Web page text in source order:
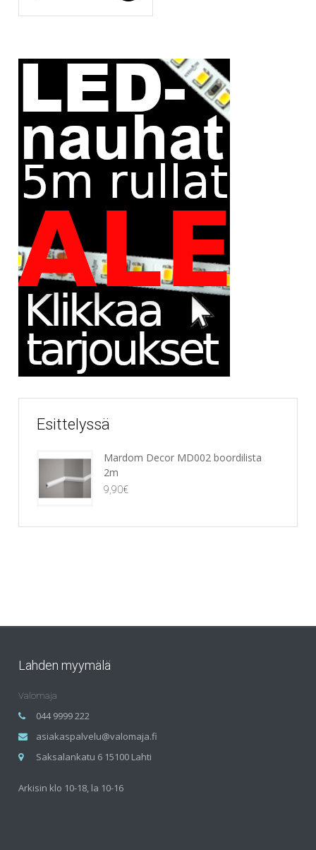
Esittelyssä
Mardom Decor MD002 boordilista
2m
9,90€
Lahden myymälä
Valomaja
044 9999 222
asiakaspalvelu@valomaja.fi
Saksalankatu 6 15100 Lahti
Arkisin klo 10-18, la 10-16